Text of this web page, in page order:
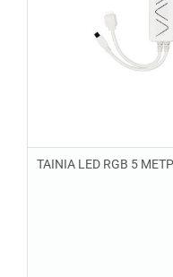
ΤΑΙΝΙΑ LED RGB 5